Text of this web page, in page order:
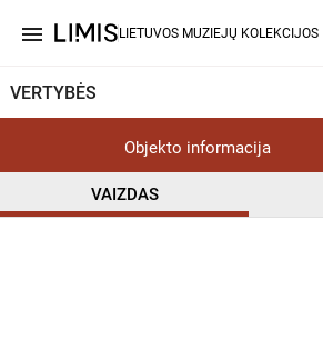
menu LIETUVOS MUZIEJŲ KOLEKCIJOS
VERTYBĖS
Objekto informacija
VAIZDAS
CC BY-NC-ND